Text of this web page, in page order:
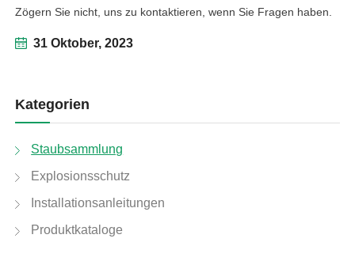
31 Oktober, 2023
Kategorien
Staubsammlung
Explosionsschutz
Installationsanleitungen
Produktkataloge
Zögern Sie nicht, uns zu kontaktieren, wenn Sie Fragen haben.